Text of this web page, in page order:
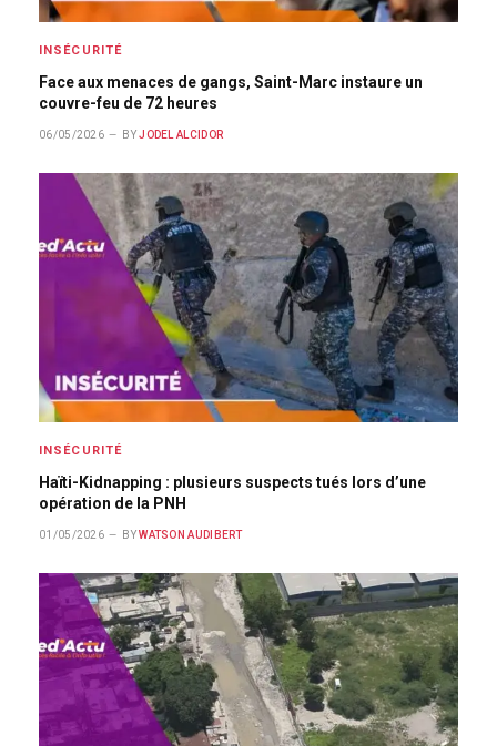
INSÉCURITÉ
Face aux menaces de gangs, Saint-Marc instaure un
couvre-feu de 72 heures
06/05/2026 BY JODEL ALCIDOR
INSÉCURITÉ
Haïti-Kidnapping : plusieurs suspects tués lors d’une
opération de la PNH
01/05/2026 BY WATSON AUDIBERT